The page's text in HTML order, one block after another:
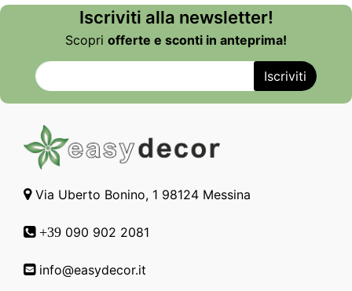
Iscriviti alla newsletter!
Scopri offerte e sconti in anteprima!
Via Uberto Bonino, 1 98124 Messina
+39 090 902 2081
info@easydecor.it